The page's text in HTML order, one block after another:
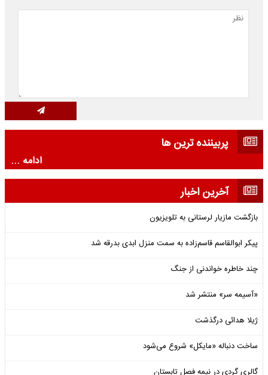
پربیننده ترین ها
ادامه ...
آخرین اخبار
بازگشت مازیار لرستانی به تلویزیون
پیکر ابوالقاسم قاسم‌زاده به سمت منزل ابدی بدرقه شد
چند خاطره خواندنی از جنگ
«آسیمه سر» منتشر شد
ژیلا هدائی درگذشت
ساخت دنباله «مایکل» شروع می‌شود
گالری گردی در نیمه فصل تابستان